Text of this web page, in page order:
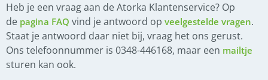
Heb je een vraag aan de Atorka Klantenservice? Op
de pagina FAQ vind je antwoord op veelgestelde vragen.
Staat je antwoord daar niet bij, vraag het ons gerust.
Ons telefoonnummer is 0348-446168, maar een mailtje
sturen kan ook.